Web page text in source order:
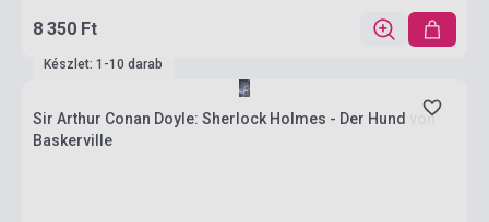
8 350 Ft
Készlet: 1-10 darab
Sir Arthur Conan Doyle: Sherlock Holmes - Der Hund von
Baskerville